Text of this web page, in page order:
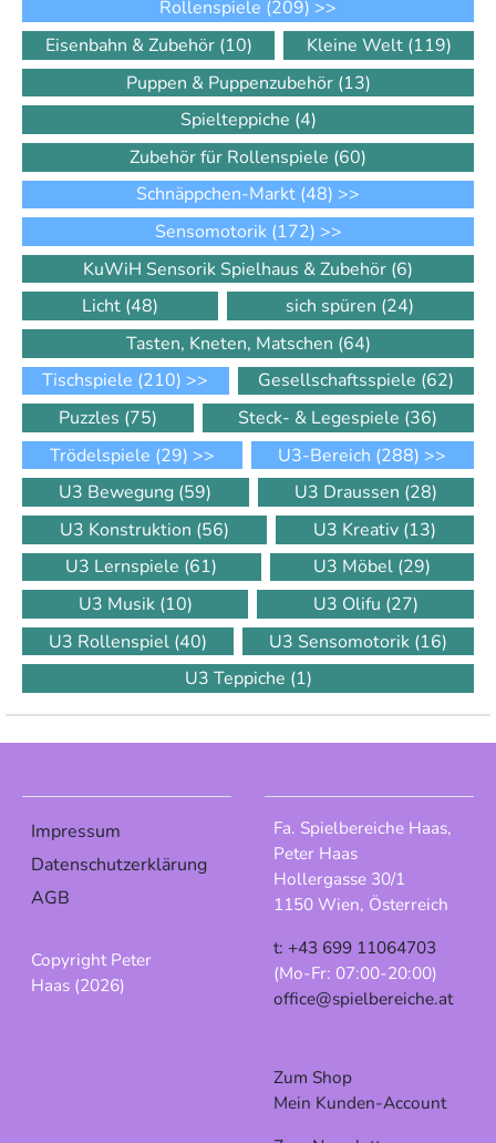
Rollenspiele (209) >>
Eisenbahn & Zubehör (10) Kleine Welt (119)
Puppen & Puppenzubehör (13)
Spielteppiche (4)
Zubehör für Rollenspiele (60)
Schnäppchen-Markt (48) >>
Sensomotorik (172) >>
KuWiH Sensorik Spielhaus & Zubehör (6)
Licht (48) sich spüren (24)
Tasten, Kneten, Matschen (64)
Tischspiele (210) >> Gesellschaftsspiele (62)
Puzzles (75) Steck- & Legespiele (36)
Trödelspiele (29) >> U3-Bereich (288) >>
U3 Bewegung (59) U3 Draussen (28)
U3 Konstruktion (56) U3 Kreativ (13)
U3 Lernspiele (61) U3 Möbel (29)
U3 Musik (10) U3 Olifu (27)
U3 Rollenspiel (40) U3 Sensomotorik (16)
U3 Teppiche (1)
Impressum
Datenschutzerklärung
AGB
Copyright Peter
Haas (2026)
Fa. Spielbereiche Haas,
Peter Haas
Hollergasse 30/1
1150 Wien, Österreich
t: +43 699 11064703
(Mo-Fr: 07:00-20:00)
office@spielbereiche.at
Zum Shop
Mein Kunden-Account